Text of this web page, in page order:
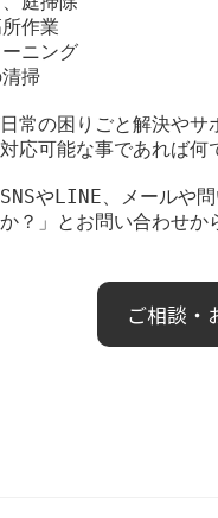
作業
ニング
掃
常の困りごと解決やサ
応可能な事であれば何
やLINE、メールや
？」とお問い合わせか
ご相談・